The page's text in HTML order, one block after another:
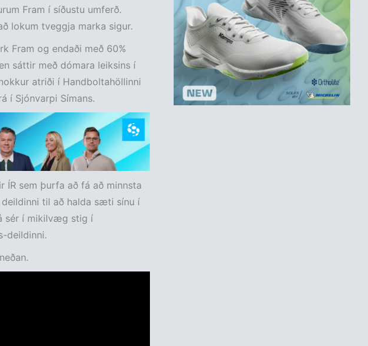
Fram í síðustu umferð.
lokum tveggja marka sigur.
Fram og endaði með 60%
sáttir með dómara leiksins í
atriði í Handboltahöllinni
í Sjónvarpi Símans.
sem þurfa að fá að minnsta
til að halda sæti sínu í
sér í mikilvæg stig í
deildinni.